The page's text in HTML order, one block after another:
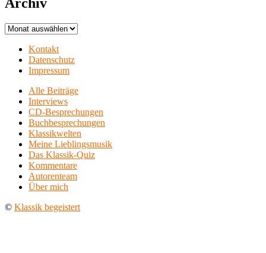
Archiv
Archiv
Kontakt
Datenschutz
Impressum
Alle Beiträge
Interviews
CD-Besprechungen
Buchbesprechungen
Klassikwelten
Meine Lieblingsmusik
Das Klassik-Quiz
Kommentare
Autorenteam
Über mich
© Klassik begeistert